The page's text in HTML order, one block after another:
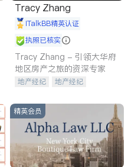
Tracy Zhang
iTalkBB精英认证
执照已核实
Tracy Zhang - 引领大华府
地区房产之旅的资深专家
地产经纪
地产经纪
商铺租售
精英会员